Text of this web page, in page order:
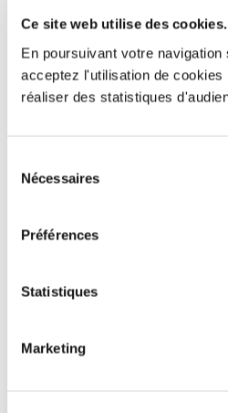
Ce site web utilise des cookies.
En poursuivant votre
acceptez l'utilisation de cookies
réaliser des statistiques
Nécessaires
Préférences
Statistiques
Marketing
Elevage